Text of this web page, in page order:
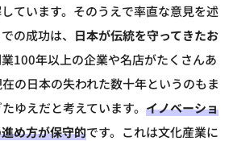
ています。そのうえで率直な意見を述
の成功は、 日本が伝統を守ってきたお
100年以上の企業や名店がたくさんあ
の日本の失われた数十年というのもま
ゆえだと考えています。 イノベーショ
め方が保守的です。これは文化産業に